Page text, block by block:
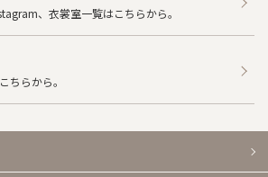
、衣裳室一覧はこちらから。
ちらから。